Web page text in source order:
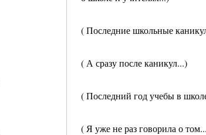
( Последние школьные
( А сразу после каникул...)
( Последний год учебы в
( Я уже не раз говорила о